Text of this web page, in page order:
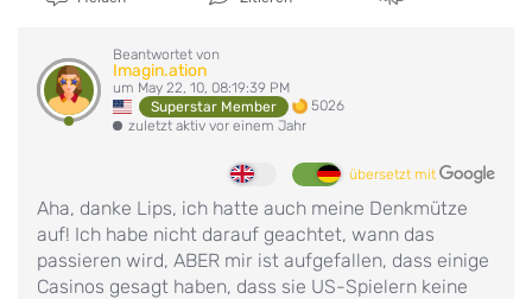
Beantwortet von
Imagin.ation
um May 22, 10, 08:19:39 PM
Superstar Member
5026
zuletzt aktiv vor einem Jahr
übersetzt mit
Aha, danke Lips, ich hatte auch meine Denkmütze
auf! Ich habe nicht darauf geachtet, wann das
passieren wird, ABER mir ist aufgefallen, dass einige
Casinos gesagt haben, dass sie US-Spielern keine